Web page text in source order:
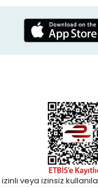
veya izinsiz